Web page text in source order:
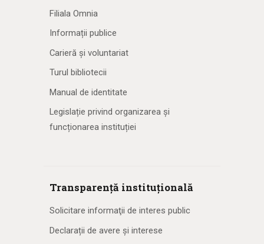
Filiala Omnia
Informații publice
Carieră și voluntariat
Turul bibliotecii
Manual de identitate
Legislație privind organizarea și
funcționarea instituției
Transparență instituțională
Solicitare informaţii de interes public
Declarații de avere și interese